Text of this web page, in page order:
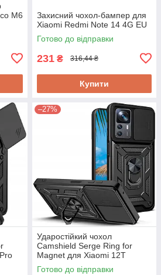
M6
Захисний чохол-бампер для
Xiaomi Redmi Note 14 4G EU
Готово до відправки
231 ₴ 316,44 ₴
Купити
–27%
Ударостійкий чохол
Camshield Serge Ring for
Magnet для Xiaomi 12T
Готово до відправки